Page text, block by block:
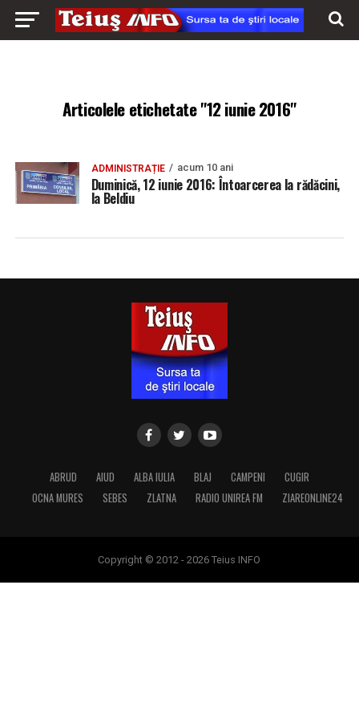
Articolele etichetate "12 iunie 2016"
ADMINISTRAȚIE acum 10 ani
Duminică, 12 iunie 2016: Întoarcerea la rădăcini,
la Beldiu
ABRUD AIUD ALBA IULIA BLAJ CAMPENI
CUGIR
OCNA MURES
SEBES ZLATNA RADIO UNIREA FM ZIAREONLINE24
Copyright © 2012 - 2026 Teius INFO